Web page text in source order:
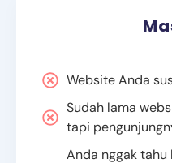
Website Anda
Sudah lama
tapi
Anda nggak